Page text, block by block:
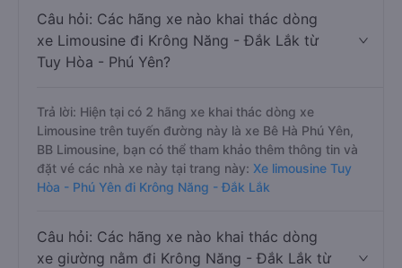
Câu hỏi: Các hãng xe nào khai thác dòng
xe Limousine đi Krông Năng - Đắk Lắk từ
Tuy Hòa - Phú Yên?
Trả lời: Hiện tại có 2 hãng xe khai thác dòng xe
Limousine trên tuyến đường này là xe Bê Hà Phú Yên,
BB Limousine, bạn có thể tham khảo thêm thông tin và
đặt vé các nhà xe này tại trang này: Xe limousine Tuy
Hòa - Phú Yên đi Krông Năng - Đắk Lắk
Câu hỏi: Các hãng xe nào khai thác dòng
xe giường nằm đi Krông Năng - Đắk Lắk từ